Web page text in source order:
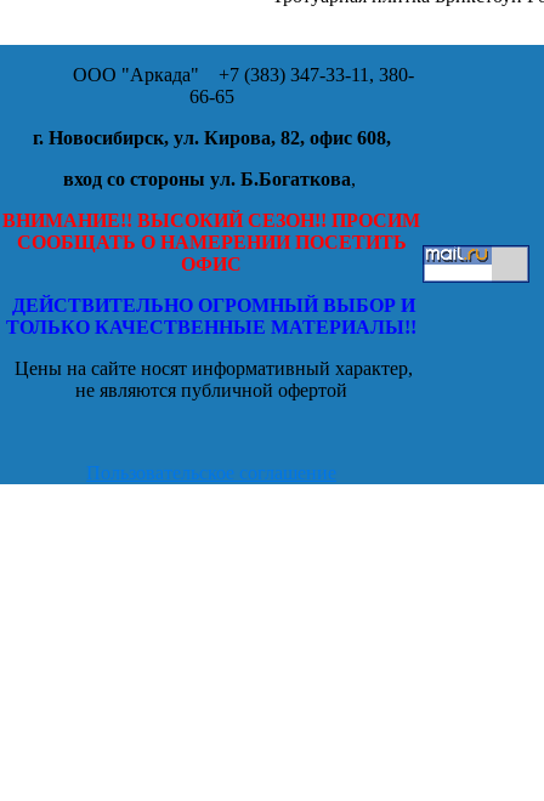
ООО "Аркада" +7 (383) 347-33-11, 380-
66-65
г. Новосибирск, ул. Кирова, 82, офис 608,
вход со стороны ул. Б.Богаткова,
ВНИМАНИЕ!! ВЫСОКИЙ СЕЗОН!! ПРОСИМ
СООБЩАТЬ О НАМЕРЕНИИ ПОСЕТИТЬ
ОФИС
ДЕЙСТВИТЕЛЬНО ОГРОМНЫЙ ВЫБОР И
ТОЛЬКО КАЧЕСТВЕННЫЕ МАТЕРИАЛЫ!!
Цены на сайте носят информативный характер,
не являются публичной офертой
Пользовательское соглашение